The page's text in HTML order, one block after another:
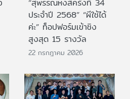
“สุพรรณหงส์ครั้งที่ 34
ประจำปี 2568” “ผีใช้ได้
ค่ะ” ท็อปฟอร์มเข้าชิง
สูงสุด 15 รางวัล
22 กรกฎาคม 2026